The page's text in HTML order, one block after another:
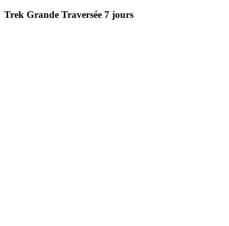
Trek Grande Traversée 7 jours